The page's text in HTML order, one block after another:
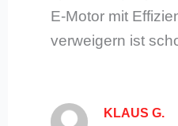
E-Motor mit
verweigern ist
KLAUS G.